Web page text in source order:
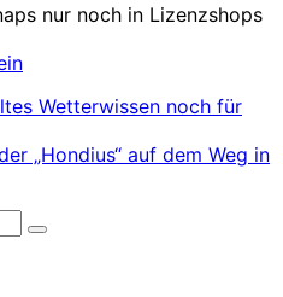
nur noch in Lizenzshops
Wetterwissen noch für
„Hondius“ auf dem Weg in